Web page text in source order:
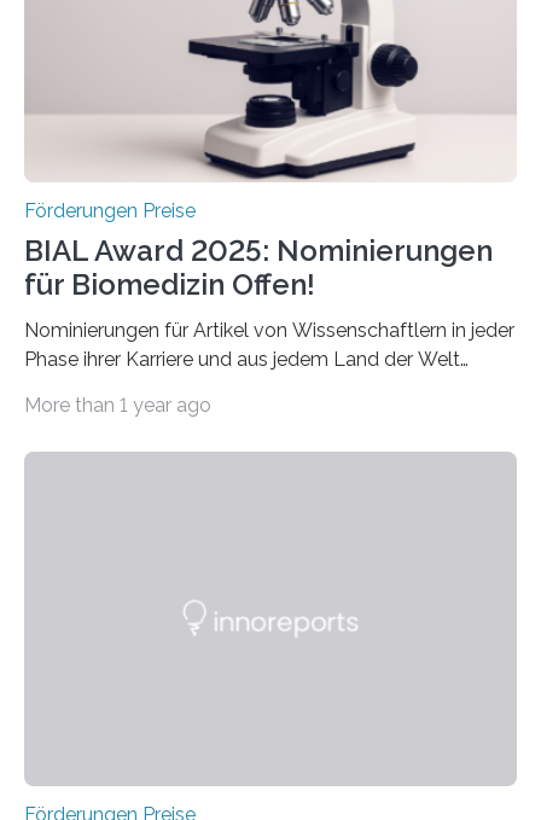
Forscherinnen und Forscher unter 40 Jahren. Geehrt
werden soll eine herausragende Doktorarbeit oder eine
hochrangige wissenschaftliche Publikation zum Thema
Förderungen Preise
BIAL Award 2025: Nominierungen
für Biomedizin Offen!
Nominierungen für Artikel von Wissenschaftlern in jeder
Phase ihrer Karriere und aus jedem Land der Welt
Leben gerufen, um die bemerkenswertesten
Foundation, des BIAL Award in Biomedicine ist in
More than 1 year ago
Förderungen Preise